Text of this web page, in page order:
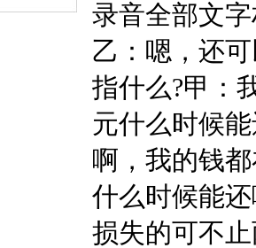
录音全部文
乙：嗯，还
指什么?甲：
元什么时候
啊，我的钱
什么时候能
损失的可不